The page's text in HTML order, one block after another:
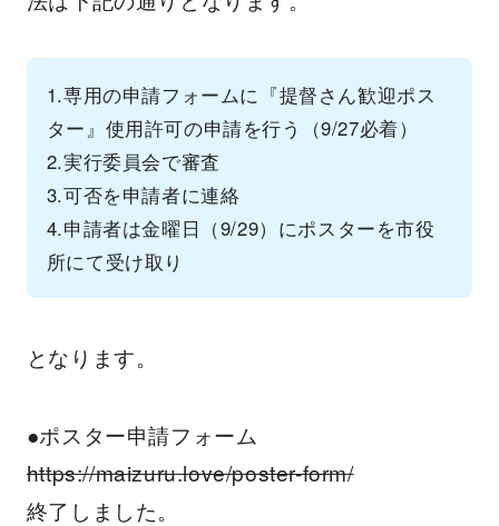
1.専用の申請フォームに『提督さん歓迎ポス
ター』使用許可の申請を行う（9/27必着）
2.実行委員会で審査
3.可否を申請者に連絡
4.申請者は金曜日（9/29）にポスターを市役
所にて受け取り
となります。
●ポスター申請フォーム
https://maizuru.love/poster-form/
終了しました。